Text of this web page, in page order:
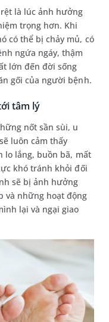
là lúc ảnh hưởng
trọng hơn. Khi
có thể bị chảy mủ, có
ngứa ngáy, thậm
lớn đến đời sống
gối của người bệnh.
tâm lý
nốt sần sùi, u
luôn cảm thấy
lo lắng, buồn bã, mất
khó tránh khỏi đối
sẽ bị ảnh hưởng
và những hoạt động
lại và ngại giao